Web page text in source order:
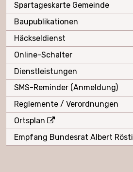
Spartageskarte Gemeinde
Baupublikationen
Häckseldienst
Online-Schalter
Dienstleistungen
SMS-Reminder (Anmeldung)
Reglemente / Verordnungen
Ortsplan
Empfang Bundesrat Albert Rösti